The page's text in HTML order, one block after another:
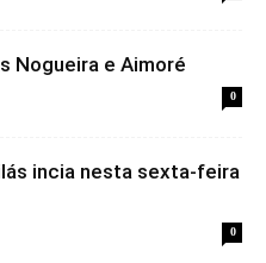
Nogueira e Aimoré
0
incia nesta sexta-feira
0